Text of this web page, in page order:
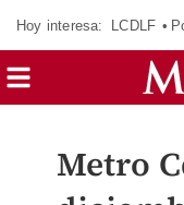
Hoy interesa: LCDLF
Metro